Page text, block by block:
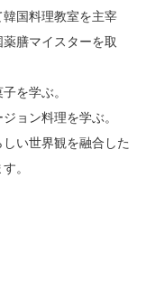
国料理教室を主宰
膳マイスターを取
を学ぶ。
ョン料理を学ぶ。
い世界観を融合した
。